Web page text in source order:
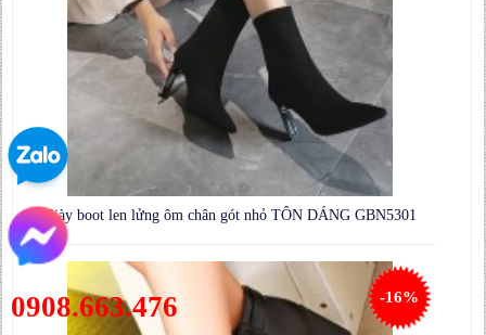
Giày boot len lửng ôm chân gót nhỏ TÔN DÁNG GBN5301
-16%
0908.663.476